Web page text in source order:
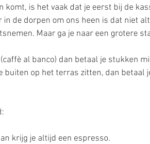
komt, is het vaak dat je eerst bij de
de dorpen om ons heen is dat niet
Maar ga je naar een grotere
al banco) dan betaal je stukken
buiten op het terras zitten, dan betaal
krijg je altijd een espresso.